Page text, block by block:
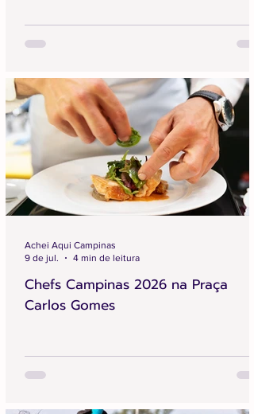
Chefs Campinas 2026 na Praça
Carlos Gomes
Achei Aqui Campinas
9 de jul.
4 min de leitura